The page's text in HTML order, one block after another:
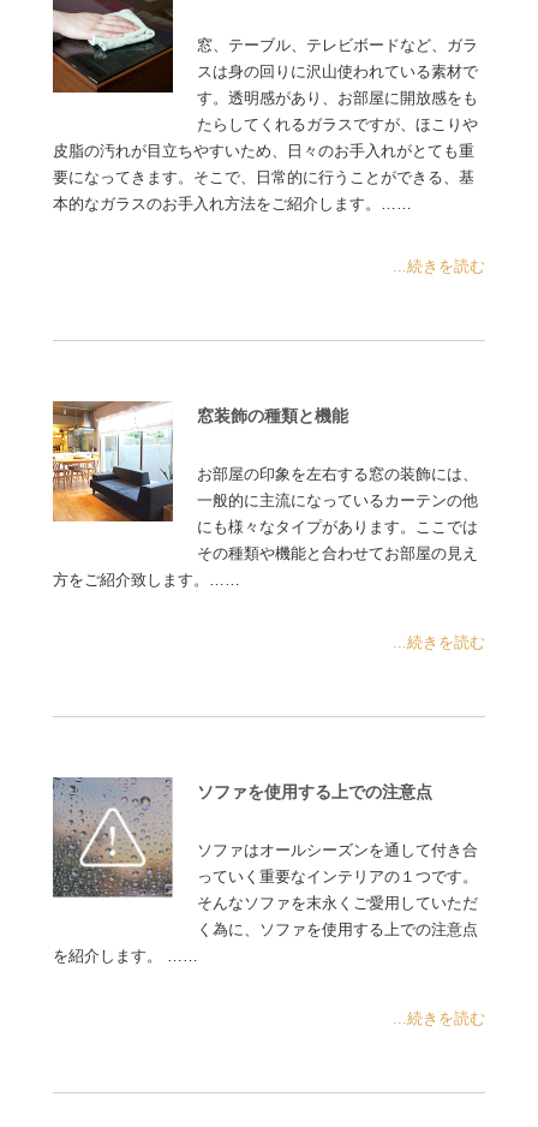
窓、テーブル、テレビボードなど、ガラ
スは身の回りに沢山使われている素材で
す。透明感があり、お部屋に開放感をも
たらしてくれるガラスですが、ほこりや
皮脂の汚れが目立ちやすいため、日々のお手入れがとても重
要になってきます。そこで、日常的に行うことができる、基
本的なガラスのお手入れ方法をご紹介します。……
...続きを読む
窓装飾の種類と機能
お部屋の印象を左右する窓の装飾には、
一般的に主流になっているカーテンの他
にも様々なタイプがあります。ここでは
その種類や機能と合わせてお部屋の見え
方をご紹介致します。……
...続きを読む
ソファを使用する上での注意点
ソファはオールシーズンを通して付き合
っていく重要なインテリアの１つです。
そんなソファを末永くご愛用していただ
く為に、ソファを使用する上での注意点
を紹介します。 ……
...続きを読む